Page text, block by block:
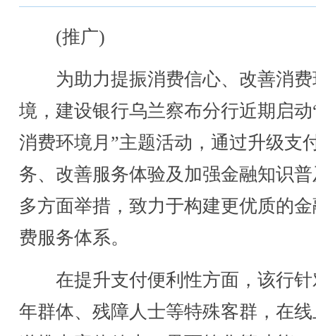
(推广)
为助力提振消费信心、改善消费
境，建设银行乌兰察布分行近期启动
消费环境月”主题活动，通过升级支
务、改善服务体验及加强金融知识
多方面举措，致力于构建更优质的
费服务体系。
在提升支付便利性方面，该行针
年群体、残障人士等特殊客群，在